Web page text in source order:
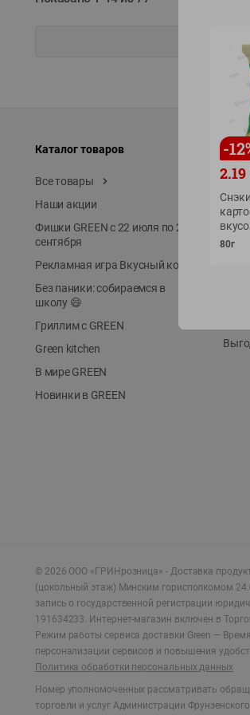
Каталог товаров
Все товары
Наши акции
Фишки GREEN с 22 июля по 22
сентября
Рекламная игра Вкусный код
Без паники: собираемся в
школу 😄
Гриллим с GREEN
Green kitchen
В мире GREEN
Новинки в GREEN
Prime
© 2026 ООО «ГРИНрозница» - Доставка
(цокольный этаж) Минским горисполкомом
запись о государственной регистрации
191634233. Интернет-магазин включен в
Режим работы сервиса доставки Green —
персонализации сервисов и повышения
Политика обработки персональных данных
Номер уполномоченных рассматривать
торговли и услуг Администрации
-12
2.19
80г